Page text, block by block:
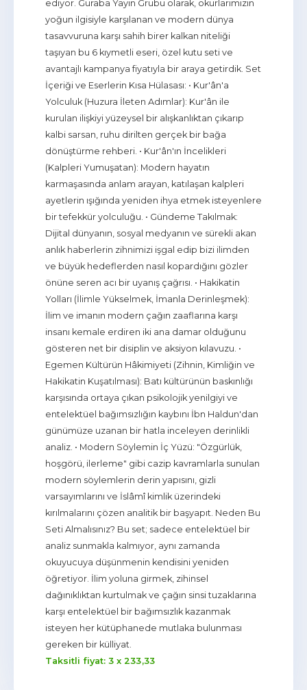
ediyor. Guraba Yayın Grubu olarak, okurlarımızın
yoğun ilgisiyle karşılanan ve modern dünya
tasavvuruna karşı sahih birer kalkan niteliği
taşıyan bu 6 kıymetli eseri, özel kutu seti ve
avantajlı kampanya fiyatıyla bir araya getirdik. Set
İçeriği ve Eserlerin Kısa Hülasası: • Kur'ân'a
Yolculuk (Huzura İleten Adımlar): Kur'ân ile
kurulan ilişkiyi yüzeysel bir alışkanlıktan çıkarıp
kalbi sarsan, ruhu dirilten gerçek bir bağa
dönüştürme rehberi. • Kur'ân'ın İncelikleri
(Kalpleri Yumuşatan): Modern hayatın
karmaşasında anlam arayan, katılaşan kalpleri
ayetlerin ışığında yeniden ihya etmek isteyenlere
bir tefekkür yolculuğu. • Gündeme Takılmak:
Dijital dünyanın, sosyal medyanın ve sürekli akan
anlık haberlerin zihnimizi işgal edip bizi ilimden
ve büyük hedeflerden nasıl kopardığını gözler
önüne seren acı bir uyanış çağrısı. • Hakikatin
Yolları (İlimle Yükselmek, İmanla Derinleşmek):
İlim ve imanın modern çağın zaaflarına karşı
insanı kemale erdiren iki ana damar olduğunu
gösteren net bir disiplin ve aksiyon kılavuzu. •
Egemen Kültürün Hâkimiyeti (Zihnin, Kimliğin ve
Hakikatin Kuşatılması): Batı kültürünün baskınlığı
karşısında ortaya çıkan psikolojik yenilgiyi ve
entelektüel bağımsızlığın kaybını İbn Haldun'dan
günümüze uzanan bir hatla inceleyen derinlikli
analiz. • Modern Söylemin İç Yüzü: "Özgürlük,
hoşgörü, ilerleme" gibi cazip kavramlarla sunulan
modern söylemlerin derin yapısını, gizli
varsayımlarını ve İslâmî kimlik üzerindeki
kırılmalarını çözen analitik bir başyapıt. Neden Bu
Seti Almalısınız? Bu set; sadece entelektüel bir
analiz sunmakla kalmıyor, aynı zamanda
okuyucuya düşünmenin kendisini yeniden
öğretiyor. İlim yoluna girmek, zihinsel
dağınıklıktan kurtulmak ve çağın sinsi tuzaklarına
karşı entelektüel bir bağımsızlık kazanmak
isteyen her kütüphanede mutlaka bulunması
gereken bir külliyat.
Taksitli fiyat: 3 x 233,33